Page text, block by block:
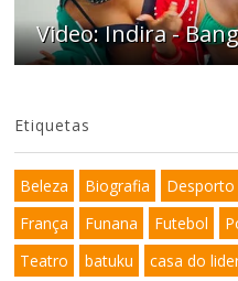
Video: Indira -
Etiquetas
Beleza Biografia Desporto
França
Funana Futebol
Teatro
batuku casa do